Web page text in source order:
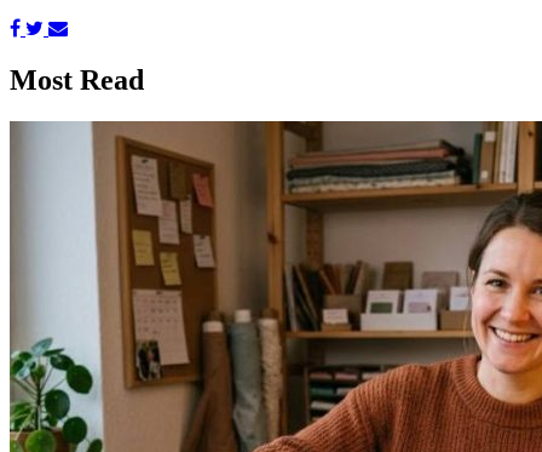
Most Read